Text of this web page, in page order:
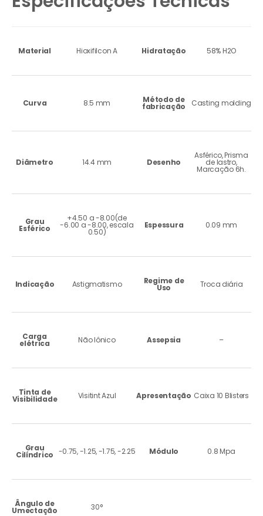
Material Hioxifilcon A Hidratação 58% H2O
Curva 8.5 mm Método de
fabricação Casting molding
Diâmetro 14.4 mm Desenho
Asférico, Prisma
de lastro,
Marcação 6h.
Grau
Esférico
+4.50 a -8.00(de
-6.00 a -8.00, escala
0.50)
Espessura 0.09 mm
Indicação Astigmatismo Regime de
Uso Troca diária
Carga
elétrica Não Iônico Assepsia –
Tinta de
Visibilidade Visitint Azul Apresentação Caixa 10 Blisters
Grau
Cilíndrico -0.75, -1.25, -1.75, -2.25 Módulo 0.8 Mpa
Ângulo de
Umectação 30°